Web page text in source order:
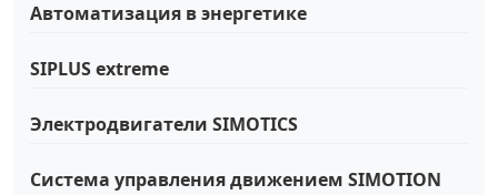
Автоматизация в энергетике
SIPLUS extreme
Электродвигатели SIMOTICS
Система управления движением SIMOTION